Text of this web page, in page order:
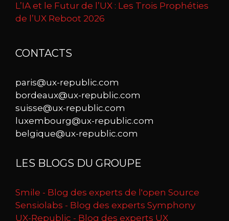
L’IA et le Futur de l’UX : Les Trois Prophéties
de l’UX Reboot 2026
CONTACTS
paris@ux-republic.com
bordeaux@ux-republic.com
suisse@ux-republic.com
luxembourg@ux-republic.com
belgique@ux-republic.com
LES BLOGS DU GROUPE
Smile - Blog des experts de l'open Source
Sensiolabs - Blog des experts Symphony
UX-Republic - Blog des experts UX